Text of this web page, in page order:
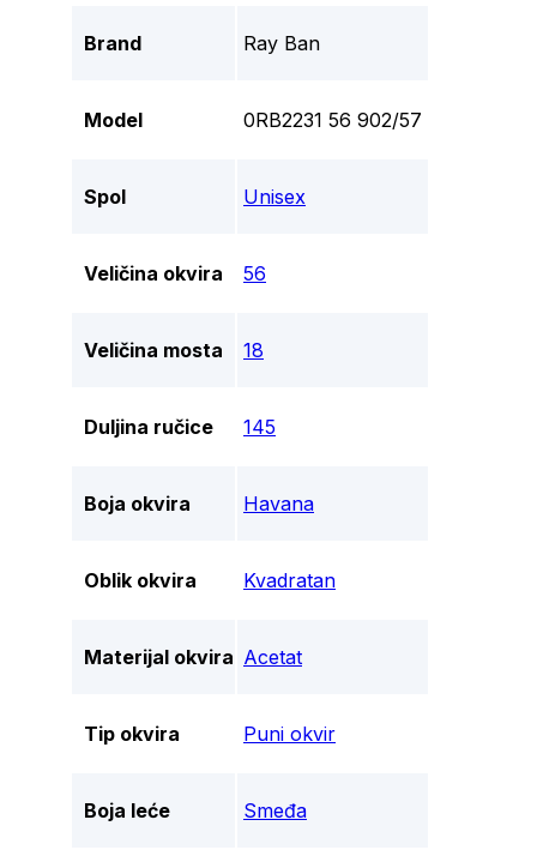
Brand Ray Ban
Model 0RB2231 56 902/57
Spol Unisex
Veličina okvira 56
Veličina mosta 18
Duljina ručice 145
Boja okvira Havana
Oblik okvira Kvadratan
Materijal okvira Acetat
Tip okvira Puni okvir
Boja leće Smeđa